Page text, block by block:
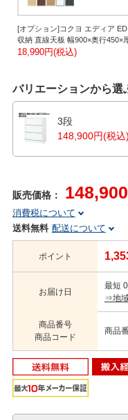
[オプション]コクヨ エディア
収納 直線天板 幅900×奥行450×
20mm BWUT-W9
18,990円(税込)
バリエーションから選
3段
148,900円(税込)
販売価格： 148,900
消費税について
送料無料 配送について
ポイント
お届け日
最短
⇒地
商品番号
商品コード
商品